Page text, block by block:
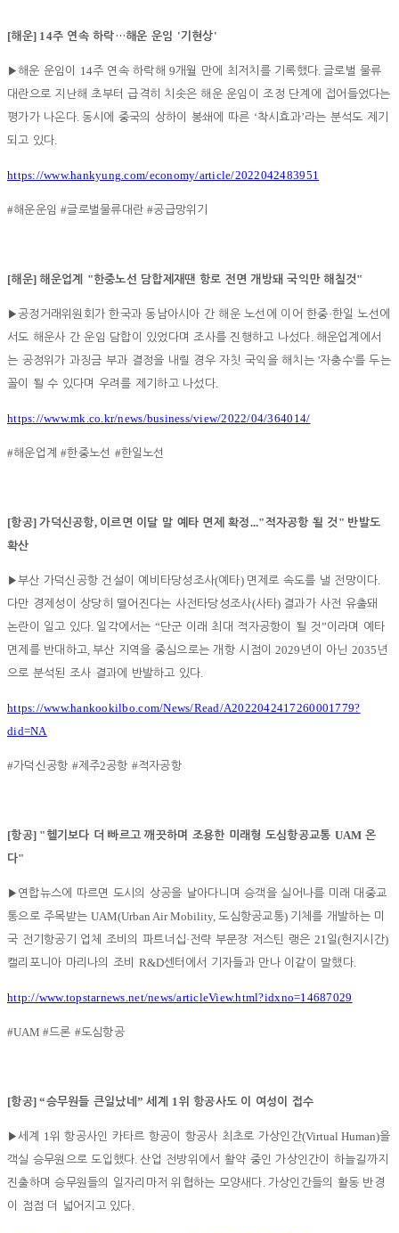
[해운] 14주 연속 하락…해운 운임 '기현상'
▶해운 운임이 14주 연속 하락해9개월 만에 최저치를 기록했다.글로벌 물류
대란으로 지난해 초부터 급격히 치솟은 해운 운임이 조정 단계에 접어들었다는
평가가 나온다. 동시에 중국의 상하이 봉쇄에 따른 ‘착시효과’라는 분석도 제기
되고 있다.
https://www.hankyung.com/economy/article/2022042483951
#해운운임#글로벌물류대란#공급망위기
[해운]해운업계 "한중노선 담합제재땐 항로 전면 개방돼 국익만 해칠것"
▶공정거래위원회가 한국과 동남아시아 간 해운 노선에 이어 한중·한일 노선에
서도 해운사 간 운임 담합이 있었다며 조사를 진행하고 나섰다. 해운업계에서
는 공정위가 과징금 부과 결정을 내릴 경우 자칫 국익을 해치는'자충수'를 두는
꼴이 될 수 있다며 우려를 제기하고 나섰다.
https://www.mk.co.kr/news/business/view/2022/04/364014/
#해운업계#한중노선 #한일노선
[항공]가덕신공항, 이르면 이달 말 예타 면제 확정..."적자공항 될 것 " 반발도
확산
▶부산 가덕신공항 건설이 예비타당성조사(예타) 면제로 속도를 낼 전망이다.
다만 경제성이 상당히 떨어진다는 사전타당성조사(사타) 결과가 사전 유출돼
논란이 일고 있다. 일각에서는 “단군 이래 최대 적자공항이 될 것”이라며 예타
면제를 반대하고,부산 지역을 중심으로는 개항 시점이2029 년이 아닌 2035 년
으로 분석된 조사 결과에 반발하고 있다.
https://www.hankookilbo.com/News/Read/A2022042417260001779?
did=NA
#가덕신공항 #제주2공항 #적자공항
[항공] " 헬기보다 더 빠르고 깨끗하며 조용한 미래형 도심항공교통 UAM 온
다"
▶ 연합뉴스에 따르면 도시의 상공을 날아다니며 승객을 실어나를 미래 대중교
통으로 주목받는UAM(Urban Air Mobility,도심항공교통) 기체를 개발하는 미
국 전기항공기 업체 조비의 파트너십·전략 부문장 저스틴 랭은 21일(현지시간)
캘리포니아 마리나의 조비 R&D센터에서 기자들과 만나 이같이 말했다.
http://www.topstarnews.net/news/articleView.html?idxno=14687029
#UAM #드론 #도심항공
[항공] “승무원들 큰일났네 ”세계 1위 항공사도 이 여성이 접수
▶세계 1위 항공사인 카타르 항공이 항공사 최초로 가상인간(Virtual Human)을
객실 승무원으로 도입했다.산업 전방위에서 활약 중인 가상인간이 하늘길까지
진출하며 승무원들의 일자리마저 위협하는 모양새다. 가상인간들의 활동 반경
이 점점 더 넓어지고 있다.